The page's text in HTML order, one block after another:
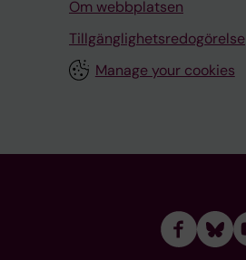
Om webbplatsen
Tillgänglighetsredogörelse
Manage your cookies